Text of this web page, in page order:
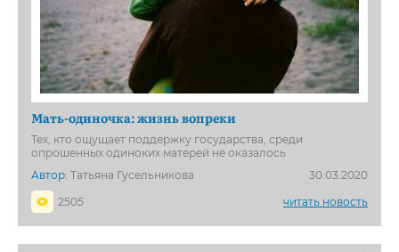
Мать-одиночка: жизнь вопреки
Тех, кто ощущает поддержку государства, среди
опрошенных одиноких матерей не оказалось
Автор: Татьяна Гусельникова
30.03.2020
2505
читать новость